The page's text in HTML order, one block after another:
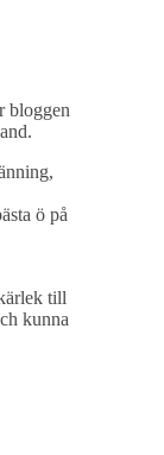
bloggen
ö på
till
kunna